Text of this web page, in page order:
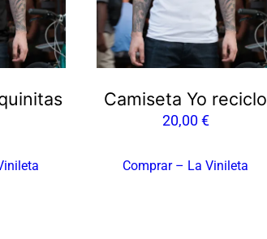
Camiseta Yo reciclo
20,00€
Comprar – La Vinileta